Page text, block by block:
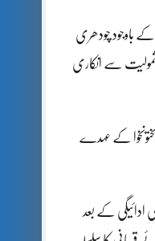
باوجود چودھری
سے انکاری
کے عہدے
ادائیگی کے بعد